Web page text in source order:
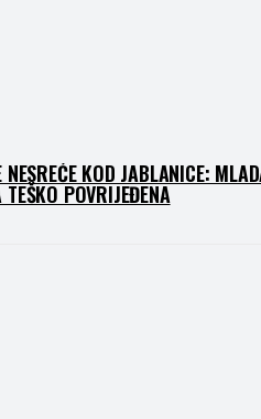
KOD JABLANICE:
POVRIJEĐENA